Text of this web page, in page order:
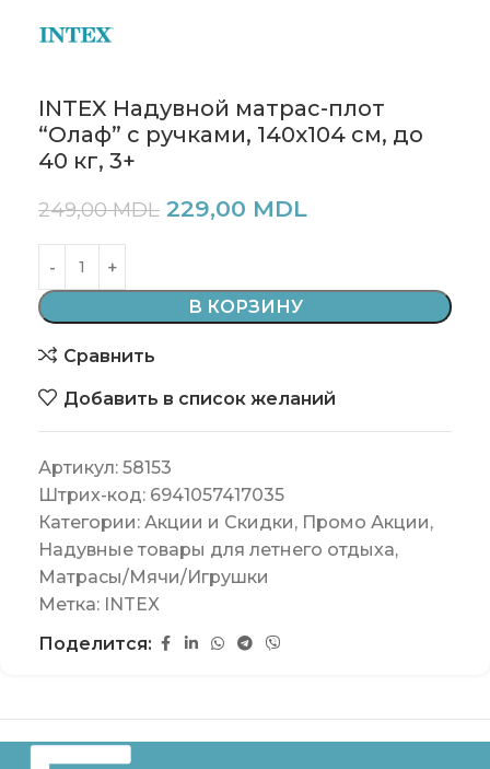
INTEX Надувной матрас-плот
“Олаф” с ручками, 140х104 см, до
40 кг, 3+
249,00MDL 229,00 MDL
В КОРЗИНУ
Сравнить
Добавить в список желаний
Артикул: 58153
Штрих-код: 6941057417035
Категории: Акции и Скидки, Промо Акции,
Надувные товары для летнего отдыха,
Матрасы/Мячи/Игрушки
Метка:
INTEX
Поделится: